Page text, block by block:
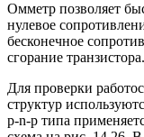
Омметр позволяет
нулевое
бесконечное
сгорание транзистора.
Для проверки
структур
p-n-p типа